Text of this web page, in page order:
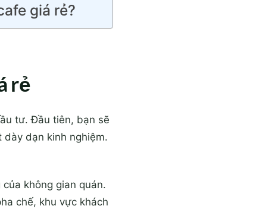
giá rẻ?
rẻ
tư. Đầu tiên, bạn sẽ
dạn kinh nghiệm.
không gian quán.
chế, khu vực khách